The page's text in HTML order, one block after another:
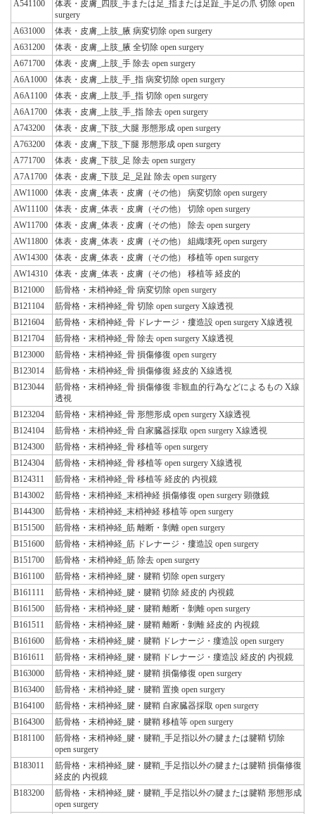
A541100
体表・皮膚_四肢_手または足_指または足趾_手足の爪 切除 open
surgery
A631000
体表・皮膚_上肢_腋 病変切除 open surgery
A631200
体表・皮膚_上肢_腋 全切除 open surgery
A671700
体表・皮膚_上肢_手 除去 open surgery
A6A1000
体表・皮膚_上肢_手_指 病変切除 open surgery
A6A1100
体表・皮膚_上肢_手_指 切除 open surgery
A6A1700
体表・皮膚_上肢_手_指 除去 open surgery
A743200
体表・皮膚_下肢_大腿 形態形成 open surgery
A763200
体表・皮膚_下肢_下腿 形態形成 open surgery
A771700
体表・皮膚_下肢_足 除去 open surgery
A7A1700
体表・皮膚_下肢_足_足趾 除去 open surgery
AW11000
体表・皮膚_体表・皮膚（その他） 病変切除 open surgery
AW11100
体表・皮膚_体表・皮膚（その他） 切除 open surgery
AW11700
体表・皮膚_体表・皮膚（その他） 除去 open surgery
AW11800
体表・皮膚_体表・皮膚（その他） 組織壊死 open surgery
AW14300
体表・皮膚_体表・皮膚（その他） 移植等 open surgery
AW14310
体表・皮膚_体表・皮膚（その他） 移植等 経皮的
B121000
筋骨格・末梢神経_骨 病変切除 open surgery
B121104
筋骨格・末梢神経_骨 切除 open surgery X線透視
B121604
筋骨格・末梢神経_骨 ドレナージ・瘻造設 open surgery X線透視
B121704
筋骨格・末梢神経_骨 除去 open surgery X線透視
B123000
筋骨格・末梢神経_骨 損傷修復 open surgery
B123014
筋骨格・末梢神経_骨 損傷修復 経皮的 X線透視
B123044
筋骨格・末梢神経_骨 損傷修復 非観血的行為などによるもの X線
透視
B123204
筋骨格・末梢神経_骨 形態形成 open surgery X線透視
B124104
筋骨格・末梢神経_骨 自家臓器採取 open surgery X線透視
B124300
筋骨格・末梢神経_骨 移植等 open surgery
B124304
筋骨格・末梢神経_骨 移植等 open surgery X線透視
B124311
筋骨格・末梢神経_骨 移植等 経皮的 内視鏡
B143002
筋骨格・末梢神経_末梢神経 損傷修復 open surgery 顕微鏡
B144300
筋骨格・末梢神経_末梢神経 移植等 open surgery
B151500
筋骨格・末梢神経_筋 離断・剝離 open surgery
B151600
筋骨格・末梢神経_筋 ドレナージ・瘻造設 open surgery
B151700
筋骨格・末梢神経_筋 除去 open surgery
B161100
筋骨格・末梢神経_腱・腱鞘 切除 open surgery
B161111
筋骨格・末梢神経_腱・腱鞘 切除 経皮的 内視鏡
B161500
筋骨格・末梢神経_腱・腱鞘 離断・剝離 open surgery
B161511
筋骨格・末梢神経_腱・腱鞘 離断・剝離 経皮的 内視鏡
B161600
筋骨格・末梢神経_腱・腱鞘 ドレナージ・瘻造設 open surgery
B161611
筋骨格・末梢神経_腱・腱鞘 ドレナージ・瘻造設 経皮的 内視鏡
B163000
筋骨格・末梢神経_腱・腱鞘 損傷修復 open surgery
B163400
筋骨格・末梢神経_腱・腱鞘 置換 open surgery
B164100
筋骨格・末梢神経_腱・腱鞘 自家臓器採取 open surgery
B164300
筋骨格・末梢神経_腱・腱鞘 移植等 open surgery
B181100
筋骨格・末梢神経_腱・腱鞘_手足指以外の腱または腱鞘 切除
open surgery
B183011
筋骨格・末梢神経_腱・腱鞘_手足指以外の腱または腱鞘 損傷修復
経皮的 内視鏡
B183200
筋骨格・末梢神経_腱・腱鞘_手足指以外の腱または腱鞘 形態形成
open surgery